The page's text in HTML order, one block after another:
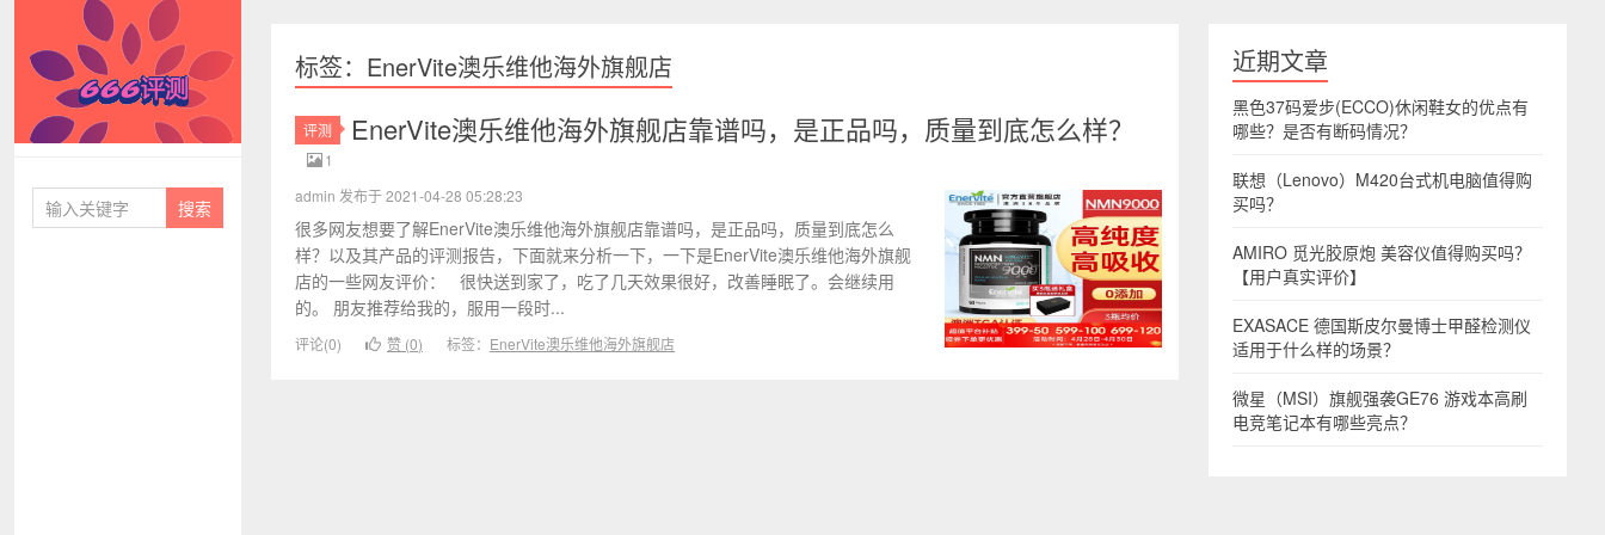
标签：EnerVite澳乐维他海外旗舰店
评测 EnerVite澳乐维他海外旗舰店靠谱吗，是正品吗，质量到底怎么样？
1
admin 发布于 2021-04-28 05:28:23
很多网友想要了解EnerVite澳乐维他海外旗舰店靠谱吗，是正品吗，质量到底怎么
样？以及其产品的评测报告，下面就来分析一下，一下是EnerVite澳乐维他海外旗舰
店的一些网友评价： 很快送到家了，吃了几天效果很好，改善睡眠了。会继续用
的。 朋友推荐给我的，服用一段时...
评论(0) 赞 (0) 标签： EnerVite澳乐维他海外旗舰店
近期文章
黑色37码爱步(ECCO)休闲鞋女的优点有
哪些？是否有断码情况？
联想（Lenovo）M420台式机电脑值得购
买吗？
AMIRO 觅光胶原炮 美容仪值得购买吗？
【用户真实评价】
EXASACE 德国斯皮尔曼博士甲醛检测仪
适用于什么样的场景？
微星（MSI）旗舰强袭GE76 游戏本高刷
电竞笔记本有哪些亮点？